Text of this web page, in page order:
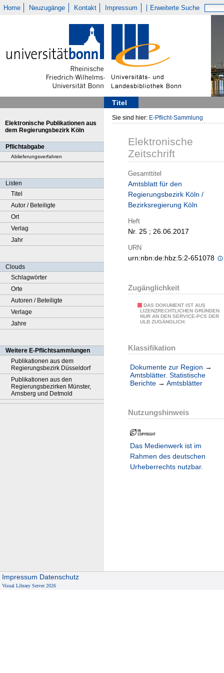
Home Neuzugänge Kontakt Impressum Erweiterte Suche
Titel
Elektronische Publikationen aus
dem Regierungsbezirk Köln
Pflichtabgabe
Ablieferungsverfahren
Listen
Titel
Autor / Beteiligte
Ort
Verlag
Jahr
Clouds
Schlagwörter
Orte
Autoren / Beteiligte
Verlage
Jahre
Weitere E-Pflichtsammlungen
Publikationen aus dem
Regierungsbezirk Düsseldorf
Publikationen aus den
Regierungsbezirken Münster,
Arnsberg und Detmold
Sie sind hier: E-Pflicht-Sammlung
Elektronische
Zeitschrift
Gesamttitel
Amtsblatt für den
Regierungsbezirk Köln /
Bezirksregierung Köln
Heft
Nr. 25 ; 26.06.2017
URN
urn:nbn:de:hbz:5:2-651078
Zugänglichkeit
DAS DOKUMENT IST AUS
LIZENZRECHTLICHEN GRÜNDEN
NUR AN DEN SERVICE-PCS DER
ULB ZUGÄNGLICH.
Klassifikation
Dokumente zur Region →
Amtsblätter. Statistische
Berichte → Amtsblätter
Nutzungshinweis
Das Medienwerk ist im
Rahmen des deutschen
Urheberrechts nutzbar.
Impressum Datenschutz
Visual Library Server 2026